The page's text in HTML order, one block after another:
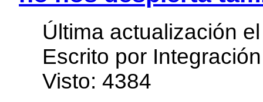
Última actualización
Escrito por Integración
Visto: 4384
mersin